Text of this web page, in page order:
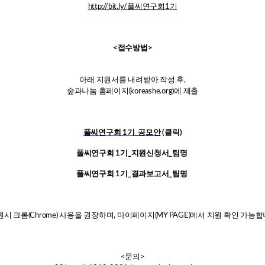
http://bit.ly/풀씨연구회1기
<접수방법>
아래 지원서를 내려받아 작성 후,
숲과나눔 홈페이지(koreashe.org)에 제출
풀씨연구회 1기_공모안(클릭)
풀씨연구회 1기_지원신청서_팀명
풀씨연구회 1기_결과보고서_팀명
시 크롬(Chrome) 사용을 권장하며, 마이페이지(MY PAGE)에서 지원 확인 가능합
<문의>